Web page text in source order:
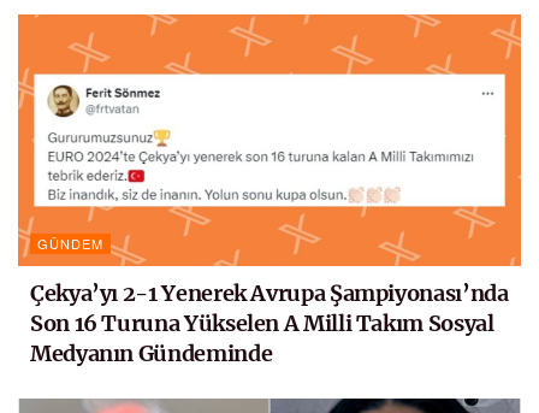
GÜNDEM
Çekya’yı 2-1 Yenerek Avrupa Şampiyonası’nda
Son 16 Turuna Yükselen A Milli Takım Sosyal
Medyanın Gündeminde